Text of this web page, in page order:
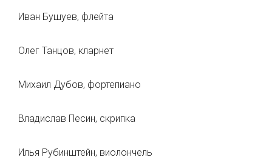
Иван Бушуев, флейта
Олег Танцов, кларнет
Михаил Дубов, фортепиано
Владислав Песин, скрипка
Илья Рубинштейн, виолончель